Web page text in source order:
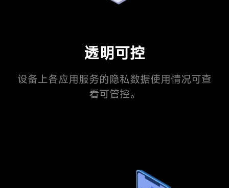
透明可控
设备上各应用服务的隐私数据使用情况可查
看可管控。